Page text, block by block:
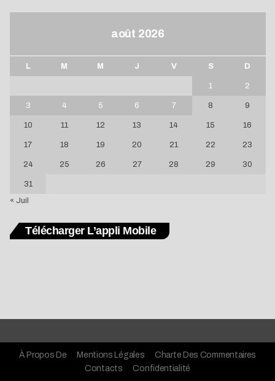
août 2026
L M M J V S D
1 2
3 4 5 6 7 8 9
10 11 12 13 14 15 16
17 18 19 20 21 22 23
24 25 26 27 28 29 30
31
« Juil
Télécharger L’appli Mobile
À Propos De Mentions Légales
Charte Des Commentaires
Contacts
Confidentialité